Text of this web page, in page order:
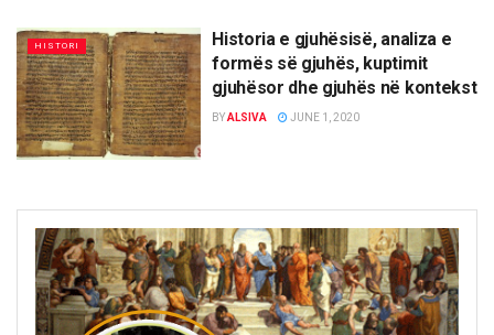
HISTORI
Historia e gjuhësisë, analiza e
formës së gjuhës, kuptimit
gjuhësor dhe gjuhës në kontekst
BYALSIVA JUNE 1, 2020